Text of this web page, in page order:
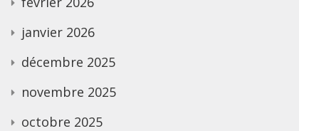
janvier 2026
décembre 2025
novembre 2025
octobre 2025